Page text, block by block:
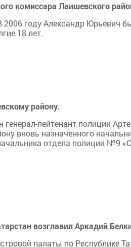
комиссара Лаишевского
году Александр Юрьевич
18 лет.
району.
генерал-лейтенант полиции
вновь назначенного
отдела полиции №9
возглавил Аркадий
палаты по Республике